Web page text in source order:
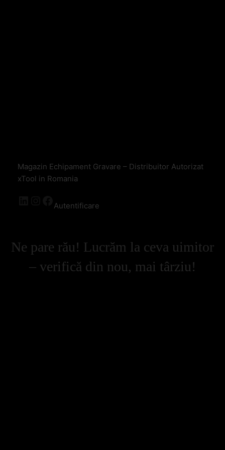
Magazin Echipament Gravare – Distribuitor Autorizat
xTool in Romania
Autentificare
Ne pare rău! Lucrăm la ceva uimitor
– verifică din nou, mai târziu!